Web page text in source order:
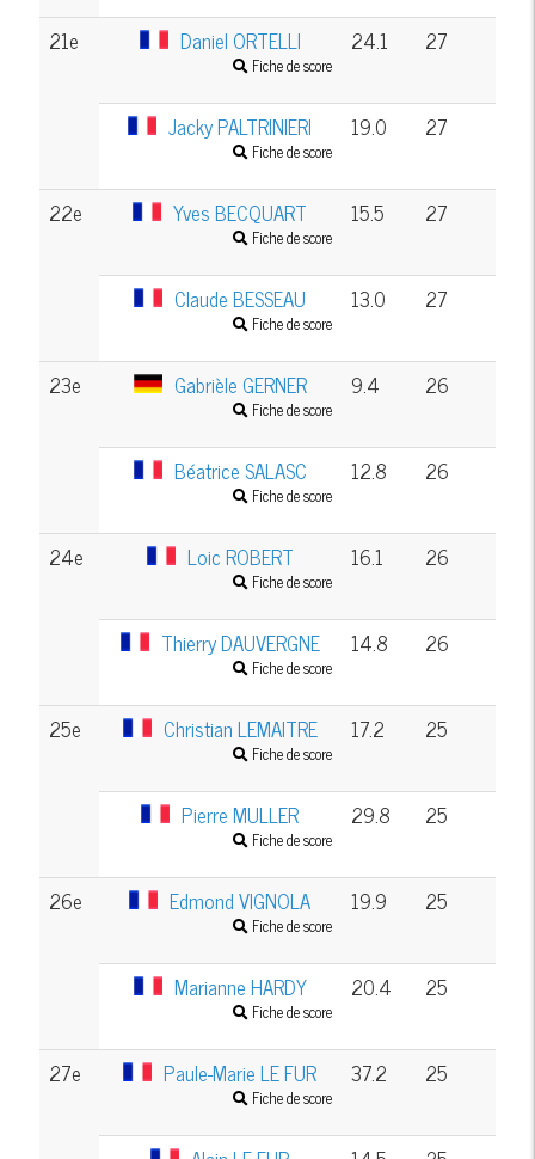
21e Daniel ORTELLI
Fiche de score
24.1 27
Jacky PALTRINIERI
Fiche de score
19.0 27
22e Yves BECQUART
Fiche de score
15.5 27
Claude BESSEAU
Fiche de score
13.0 27
23e Gabrièle GERNER
Fiche de score
9.4 26
Béatrice SALASC
Fiche de score
12.8 26
24e Loic ROBERT
Fiche de score
16.1 26
Thierry DAUVERGNE
Fiche de score
14.8 26
25e Christian LEMAITRE
Fiche de score
17.2 25
Pierre MULLER
Fiche de score
29.8 25
26e Edmond VIGNOLA
Fiche de score
19.9 25
Marianne HARDY
Fiche de score
20.4 25
27e Paule-Marie LE FUR
Fiche de score
37.2 25